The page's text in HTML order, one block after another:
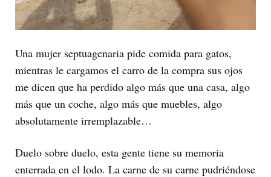
Una mujer septuagenaria pide comida para gatos,
mientras le cargamos el carro de la compra sus ojos
me dicen que ha perdido algo más que una casa, algo
más que un coche, algo más que muebles, algo
absolutamente irremplazable…
Duelo sobre duelo, esta gente tiene su memoria
enterrada en el lodo. La carne de su carne pudriéndose